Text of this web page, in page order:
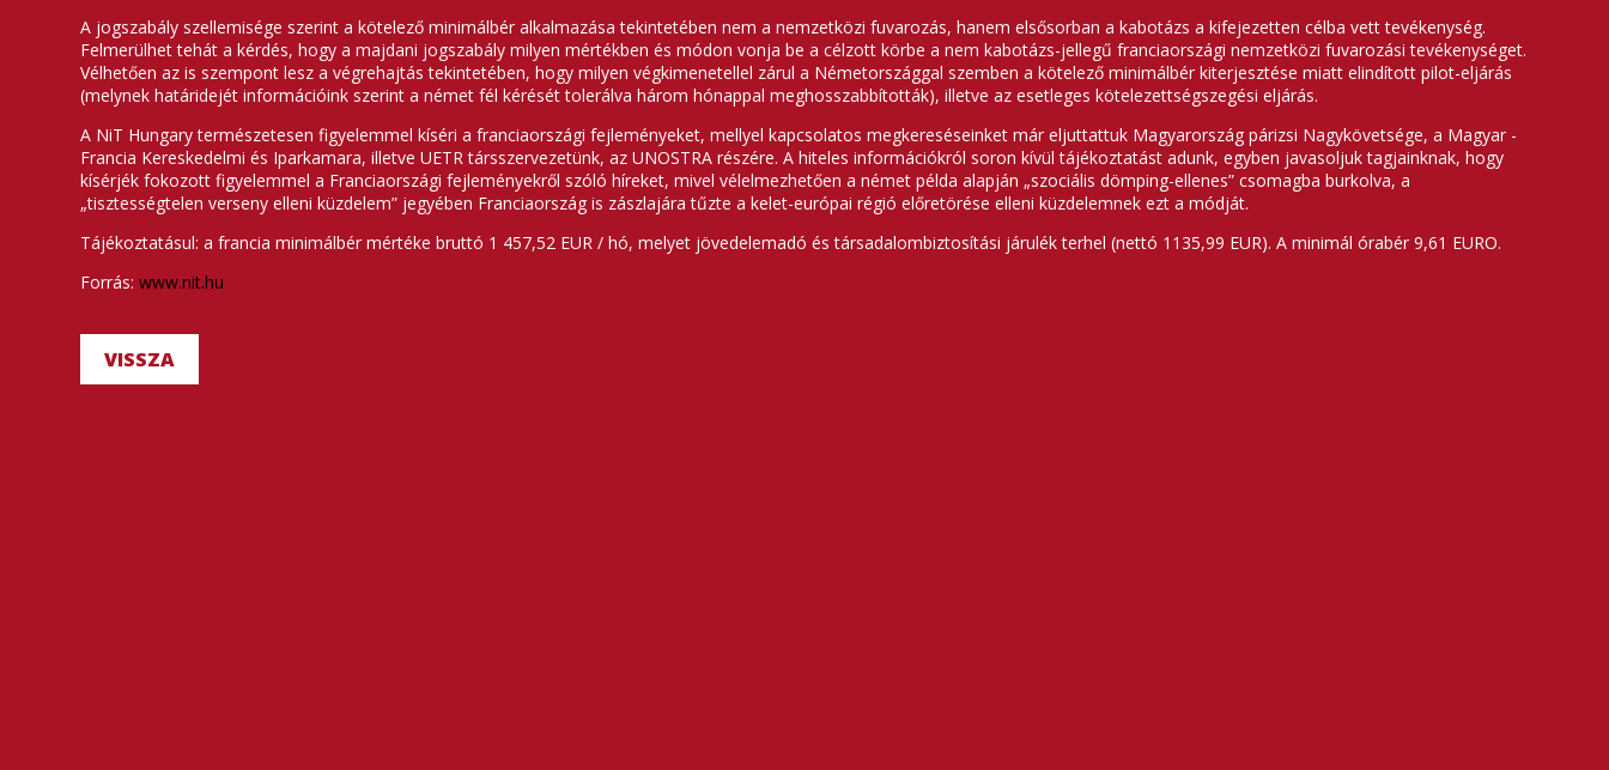
A jogszabály szellemisége szerint a kötelező minimálbér alkalmazása tekintetében nem a nemzetközi fuvarozás, hanem elsősorban a kabotázs a kifejezetten célba vett tevékenység.
Felmerülhet tehát a kérdés, hogy a majdani jogszabály milyen mértékben és módon vonja be a célzott körbe a nem kabotázs-jellegű franciaországi nemzetközi fuvarozási tevékenységet.
Vélhetően az is szempont lesz a végrehajtás tekintetében, hogy milyen végkimenetellel zárul a Németországgal szemben a kötelező minimálbér kiterjesztése miatt elindított pilot-eljárás
(melynek határidejét információink szerint a német fél kérését tolerálva három hónappal meghosszabbították), illetve az esetleges kötelezettségszegési eljárás.
A NiT Hungary természetesen figyelemmel kíséri a franciaországi fejleményeket, mellyel kapcsolatos megkereséseinket már eljuttattuk Magyarország párizsi Nagykövetsége, a Magyar -
Francia Kereskedelmi és Iparkamara, illetve UETR társszervezetünk, az UNOSTRA részére. A hiteles információkról soron kívül tájékoztatást adunk, egyben javasoljuk tagjainknak, hogy
kísérjék fokozott figyelemmel a Franciaországi fejleményekről szóló híreket, mivel vélelmezhetően a német példa alapján „szociális dömping-ellenes” csomagba burkolva, a
„tisztességtelen verseny elleni küzdelem” jegyében Franciaország is zászlajára tűzte a kelet-európai régió előretörése elleni küzdelemnek ezt a módját.
Tájékoztatásul: a francia minimálbér mértéke bruttó 1 457,52 EUR / hó, melyet jövedelemadó és társadalombiztosítási járulék terhel (nettó 1135,99 EUR). A minimál órabér 9,61 EURO.
Forrás:www.nit.hu
VISSZA